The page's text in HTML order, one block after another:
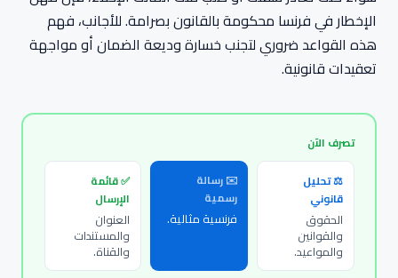
الإخطار في فرنسا محكومة بالقانون بصرامة. للأجانب، فهم
هذه القواعد ضروري لتجنب خسارة وديعة الضمان أو مواجهة
تعقيدات قانونية.
تصرف الآن
⚖️ تحليل
قانوني
الحقوق
والقوانين
والمواعيد.
✉️ رسالة
رسمية
فرنسية مثالية.
✅ قائمة
الإرسال
العنوان
والمستندات
والقناة.